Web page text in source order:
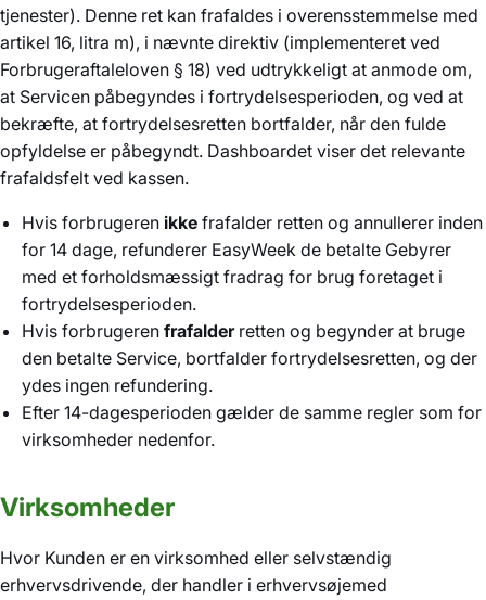
tjenester). Denne ret kan frafaldes i overensstemmelse med
artikel 16, litra m), i nævnte direktiv (implementeret ved
Forbrugeraftaleloven § 18) ved udtrykkeligt at anmode om,
at Servicen påbegyndes i fortrydelsesperioden, og ved at
bekræfte, at fortrydelsesretten bortfalder, når den fulde
opfyldelse er påbegyndt. Dashboardet viser det relevante
frafaldsfelt ved kassen.
Hvis forbrugeren ikke frafalder retten og annullerer inden
for 14 dage, refunderer EasyWeek de betalte Gebyrer
med et forholdsmæssigt fradrag for brug foretaget i
fortrydelsesperioden.
Hvis forbrugeren frafalderretten og begynder at bruge
den betalte Service, bortfalder fortrydelsesretten, og der
ydes ingen refundering.
Efter 14-dagesperioden gælder de samme regler som for
virksomheder nedenfor.
Virksomheder
Hvor Kunden er en virksomhed eller selvstændig
erhvervsdrivende, der handler i erhvervsøjemed